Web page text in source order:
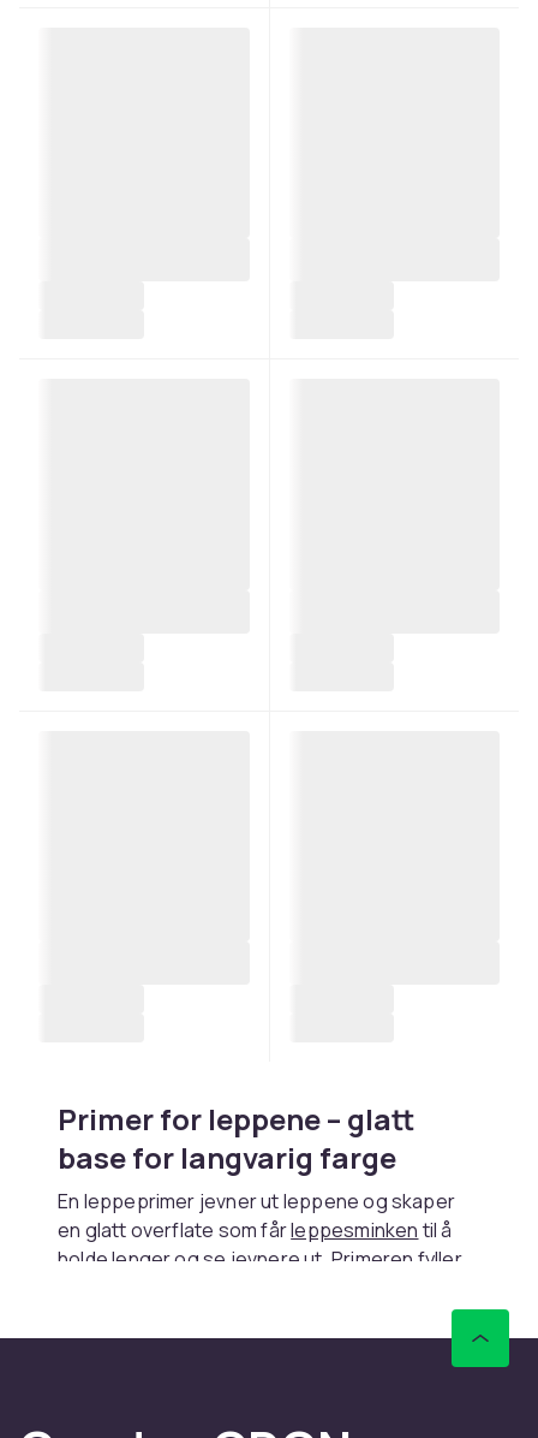
Primer for leppene – glatt
base for langvarig farge
En leppeprimer jevner ut leppene og skaper
en glatt overflate som fårleppesminken til å
holde lenger og se jevnere ut. Primeren fyller
primere med fuktgivende formler som både
pleier og forbereder leppene. Påfør et tynt lag
Trygt kjøp og rask levering.